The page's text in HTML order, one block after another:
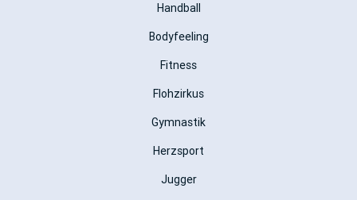
Handball
Bodyfeeling
Fitness
Flohzirkus
Gymnastik
Herzsport
Jugger